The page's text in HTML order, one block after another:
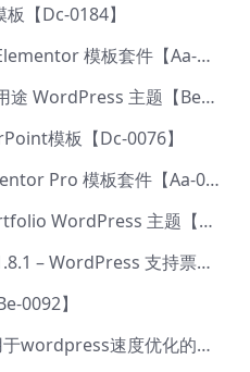
【Dc-0184】
Jarvis – 网络安全服务 Elementor 模板套件【Aa-0035】
lmpeka v1.3.9-创意多用途 WordPress 主题【Be-0064】
模板【Dc-0076】
Agria – 农业公司 Elementor Pro 模板套件【Aa-0003】
Rhye v3.5.3 – AJAX Portfolio WordPress 主题【Bi-0049】
Fluent Support Pro v1.8.1 – WordPress 支持票务系统【Cc-0041】
0092】
WP Rocket v3.10.8-用于wordpress速度优化的缓存加速插件【Cd-0019】